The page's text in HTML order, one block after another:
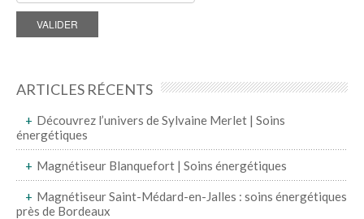
ARTICLES RÉCENTS
Découvrez l’univers de Sylvaine Merlet | Soins
énergétiques
Magnétiseur Blanquefort | Soins énergétiques
Magnétiseur Saint-Médard-en-Jalles : soins énergétiques
près de Bordeaux